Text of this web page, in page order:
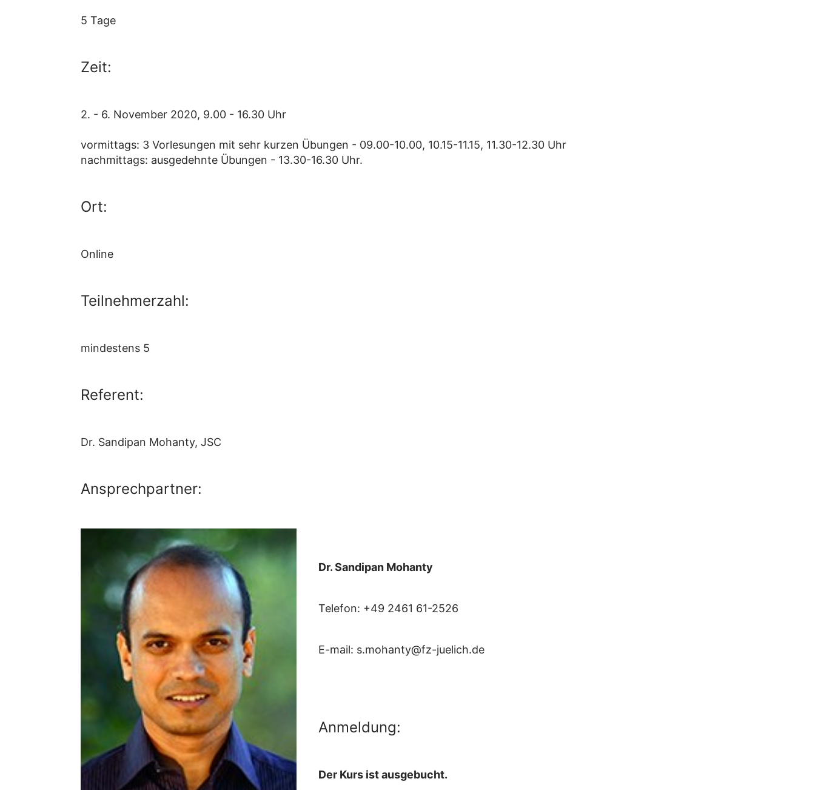
5 Tage
Zeit:
2. - 6. November 2020, 9.00 - 16.30 Uhr
vormittags: 3 Vorlesungen mit sehr kurzen Übungen - 09.00-10.00, 10.15-11.15, 11.30-12.30 Uhr
nachmittags: ausgedehnte Übungen - 13.30-16.30 Uhr.
Ort:
Online
Teilnehmerzahl:
mindestens 5
Referent:
Dr. Sandipan Mohanty, JSC
Ansprechpartner:
Dr. Sandipan Mohanty
Telefon: +49 2461 61-2526
E-mail: s.mohanty@fz-juelich.de
Anmeldung:
Der Kurs ist ausgebucht.